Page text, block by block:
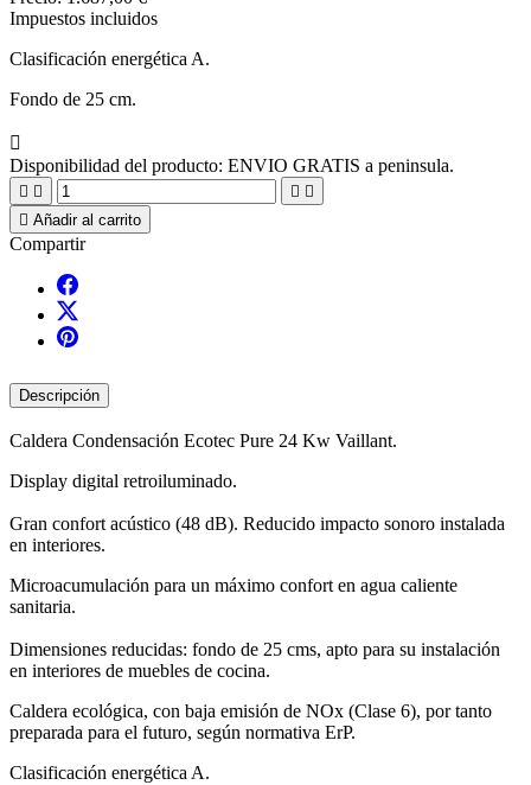
Impuestos incluidos
Clasificación energética A.
Fondo de 25 cm.

Disponibilidad del producto: ENVIO GRATIS a peninsula.
   
 Añadir al carrito
Compartir
Descripción
Caldera Condensación Ecotec Pure 24 Kw Vaillant.
Display digital retroiluminado.
Gran confort acústico (48 dB). Reducido impacto sonoro instalada
en interiores.
Microacumulación para un máximo confort en agua caliente
sanitaria.
Dimensiones reducidas: fondo de 25 cms, apto para su instalación
en interiores de muebles de cocina.
Caldera ecológica, con baja emisión de NOx (Clase 6), por tanto
preparada para el futuro, según normativa ErP.
Clasificación energética A.